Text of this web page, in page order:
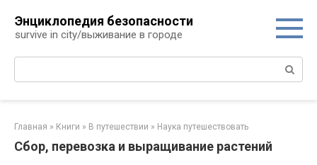
контенту
Энциклопедия безопасности
survive in city/выживание в городе
Поиск:
Главная » Книги » В путешествии » Наука путешествовать
Сбор, перевозка и выращивание растений